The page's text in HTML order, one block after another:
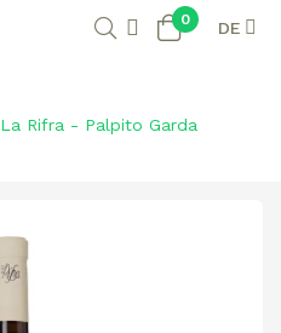
0 DE
La Rifra - Palpito Garda